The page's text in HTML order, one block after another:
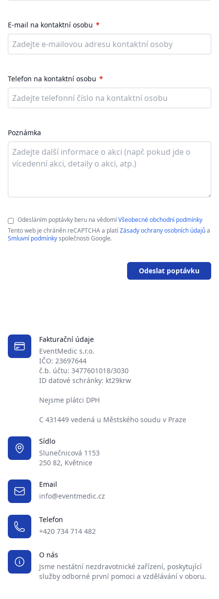
Fakturační údaje
EventMedic s.r.o.
IČO: 23697644
č.b. účtu: 3477601018/3030
ID datové schránky: kt29krw
Nejsme plátci DPH
C 431449 vedená u Městského soudu v Praze
Sídlo
Slunečnicová 1153
250 82, Květnice
Email
info@eventmedic.cz
Telefon
+420 734 714 482
O nás
Jsme nestátní nezdravotnické zařízení, poskytující
služby odborné první pomoci a vzdělávání v oboru.
E-mail na kontaktní osobu
Telefon na kontaktní osobu
Poznámka
Odesláním poptávky beru na vědomíVšeobecné obchodní podmínky
Tento web je chráněn reCAPTCHA a platíZásady ochrany osobních údajůa
Smluvní podmínkyspolečnosti Google.
Odeslat poptávku